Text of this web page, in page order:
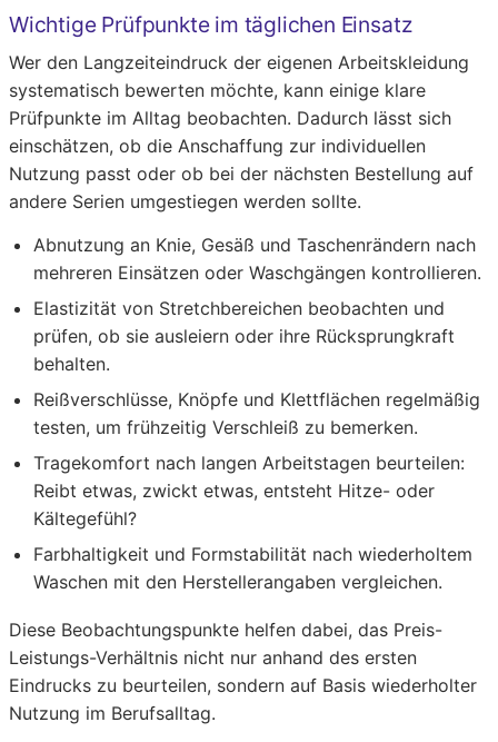
Wichtige Prüfpunkte im täglichen Einsatz
Wer den Langzeiteindruck der eigenen Arbeitskleidung
systematisch bewerten möchte, kann einige klare
Prüfpunkte im Alltag beobachten. Dadurch lässt sich
einschätzen, ob die Anschaffung zur individuellen
Nutzung passt oder ob bei der nächsten Bestellung auf
andere Serien umgestiegen werden sollte.
Abnutzung an Knie, Gesäß und Taschenrändern nach
mehreren Einsätzen oder Waschgängen kontrollieren.
Elastizität von Stretchbereichen beobachten und
prüfen, ob sie ausleiern oder ihre Rücksprungkraft
behalten.
Reißverschlüsse, Knöpfe und Klettflächen regelmäßig
testen, um frühzeitig Verschleiß zu bemerken.
Tragekomfort nach langen Arbeitstagen beurteilen:
Reibt etwas, zwickt etwas, entsteht Hitze- oder
Kältegefühl?
Farbhaltigkeit und Formstabilität nach wiederholtem
Waschen mit den Herstellerangaben vergleichen.
Diese Beobachtungspunkte helfen dabei, das Preis-
Leistungs-Verhältnis nicht nur anhand des ersten
Eindrucks zu beurteilen, sondern auf Basis wiederholter
Nutzung im Berufsalltag.